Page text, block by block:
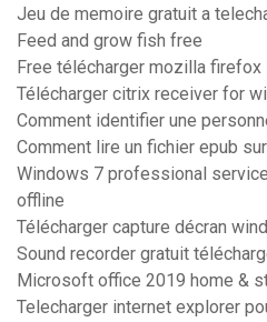
Jeu de memoire gratuit a
Feed and grow fish free
Free télécharger mozilla
Télécharger citrix receiver for
Comment identifier une
Comment lire un fichier epub
Windows 7 professional
offline
Télécharger capture décran
Sound recorder gratuit
Microsoft office 2019 home &
Telecharger internet explorer